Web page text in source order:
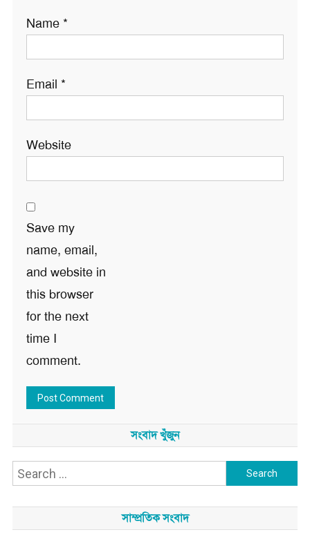
Name *
Email *
Website
Save my
name, email,
and website in
this browser
for the next
time I
comment.
সংবাদ খুঁজুন
Search
সাম্প্রতিক সংবাদ